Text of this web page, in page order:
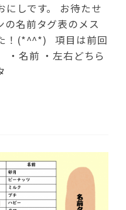
にしです。 お待たせ
の名前タグ表のメス
！(*^^*) 項目は前回
・名前 ・左右どちら